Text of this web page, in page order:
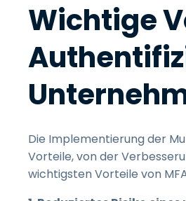
Wichtige
Die Implementierung der
Vorteile, von der
wichtigsten Vorteile von